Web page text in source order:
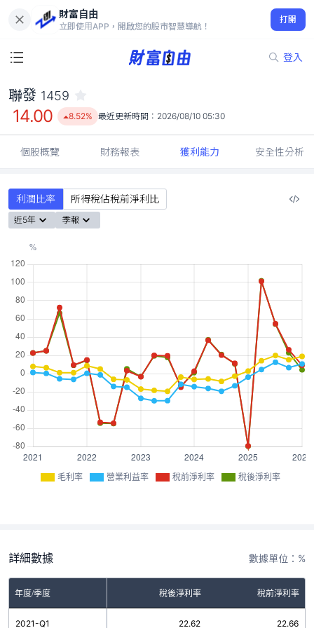
財富自由
立即使用APP，開啟您的股市智慧導航！
打開
登入
14.00
8.52%
聯發 1459
14.00 8.52% 最近更新時間： 2026/08/10 05:30
個股概覽 財務報表 獲利能力 安全性分析
利潤比率 所得稅佔稅前淨利比
近5年 季報
毛利率 營業利益率 稅前淨利率 稅後淨利率
詳細數據 數據單位：%
年度/季度 稅後淨利率 稅前淨利率
2021-Q1 22.62 22.66